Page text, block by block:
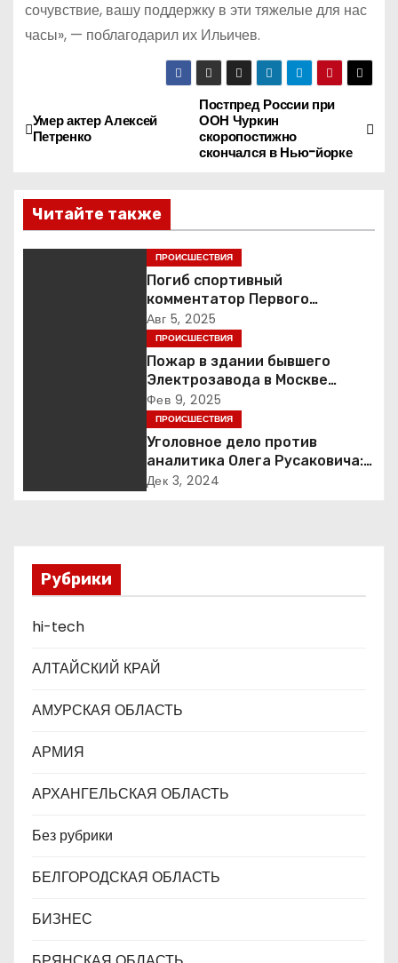
сочувствие, вашу поддержку в эти тяжелые для нас
часы», — поблагодарил их Ильичев.
Н
а
и
о
а
п
и
с
я
м
Постпред России при
ООН Чуркин
скоропостижно
скончался в Нью-йорке
Умер актер Алексей
Петренко
Читайте также
ПРОИСШЕСТВИЯ
Погиб спортивный
комментатор Первого
Александр Гришин
Авг 5, 2025
ПРОИСШЕСТВИЯ
Пожар в здании бывшего
Электрозавода в Москве
успешно ликвидирован
Фев 9, 2025
ПРОИСШЕСТВИЯ
Уголовное дело против
аналитика Олега Русаковича:
обвинения, вымогательство и
Дек 3, 2024
Рубрики
hi-tech
АЛТАЙСКИЙ КРАЙ
АМУРСКАЯ ОБЛАСТЬ
АРМИЯ
АРХАНГЕЛЬСКАЯ ОБЛАСТЬ
Без рубрики
БЕЛГОРОДСКАЯ ОБЛАСТЬ
БИЗНЕС